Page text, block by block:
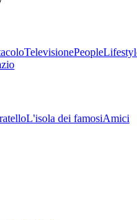
TelevisionePeople
L'isola dei famosiAmici